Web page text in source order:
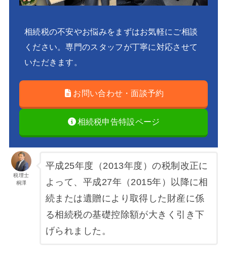
相続税の不安やお悩みをまずはお気軽にご相談
ください。専門のスタッフが丁寧に対応させて
いただきます。
お問い合わせ・面談予約
相続税申告特設ページ
税理士
桐澤
平成25年度（2013年度）の税制改正に
よって、平成27年（2015年）以降に相
続または遺贈により取得した財産に係
る相続税の基礎控除額が大きく引き下
げられました。